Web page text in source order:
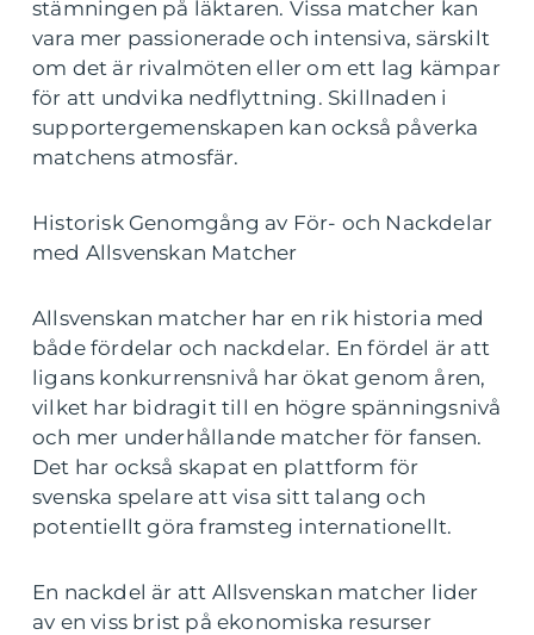
stämningen på läktaren. Vissa matcher kan
vara mer passionerade och intensiva, särskilt
om det är rivalmöten eller om ett lag kämpar
för att undvika nedflyttning. Skillnaden i
supportergemenskapen kan också påverka
matchens atmosfär.
Historisk Genomgång av För- och Nackdelar
med Allsvenskan Matcher
Allsvenskan matcher har en rik historia med
både fördelar och nackdelar. En fördel är att
ligans konkurrensnivå har ökat genom åren,
vilket har bidragit till en högre spänningsnivå
och mer underhållande matcher för fansen.
Det har också skapat en plattform för
svenska spelare att visa sitt talang och
potentiellt göra framsteg internationellt.
En nackdel är att Allsvenskan matcher lider
av en viss brist på ekonomiska resurser